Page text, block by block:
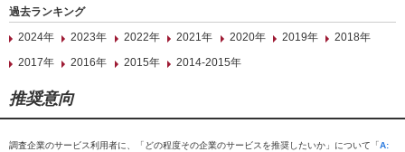
過去ランキング
2024年
2023年 2022年 2021年 2020年 2019年
2018年
2017年
2016年 2015年 2014-2015年
推奨意向
調査企業のサービス利用者に、「どの程度その企業のサービスを推奨したいか」について「A: